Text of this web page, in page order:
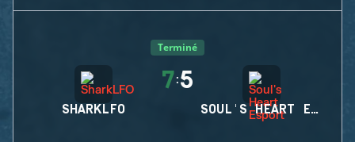
Terminé
SHARKLFO
7:5
SOUL'S HEART ESPORT